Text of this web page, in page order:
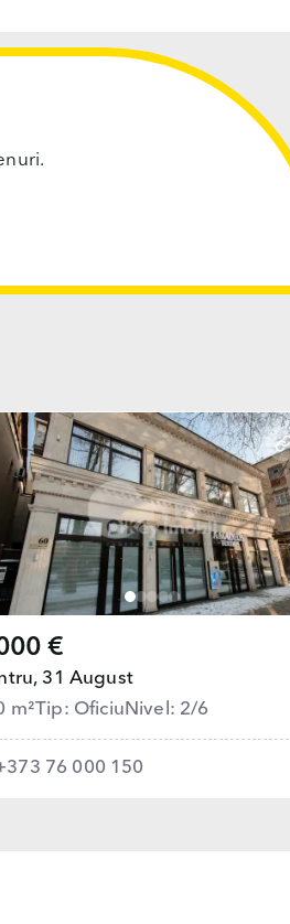
€
31 August
m²Tip: Oficiu Nivel: 2/6
76 000 150